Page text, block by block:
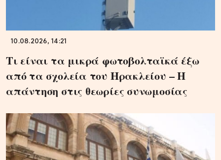
10.08.2026, 14:21
Τι είναι τα μικρά φωτοβολταϊκά έξω
από τα σχολεία του Ηρακλείου – Η
απάντηση στις θεωρίες συνωμοσίας